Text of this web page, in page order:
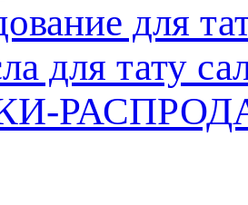
для
для тату